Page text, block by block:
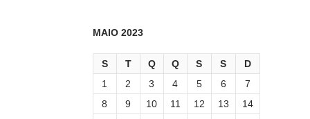
MAIO 2023
S T Q Q S S
D
1
2 3 4 5 6
7
8
9 10 11 12 13
14